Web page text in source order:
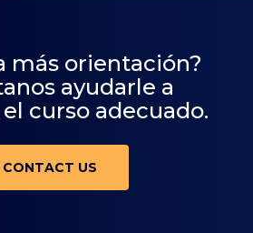
más orientación?
ayudarle a
curso adecuado.
CONTACT US